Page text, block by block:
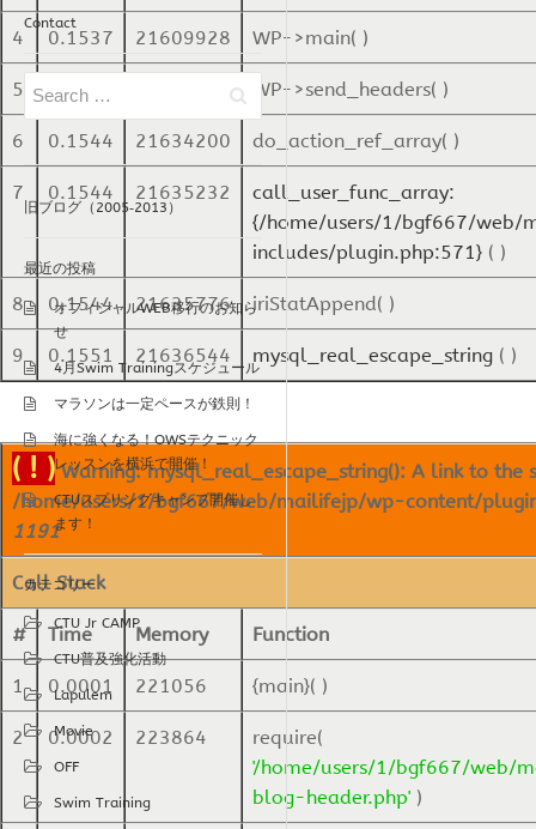
4 0.1537 21609928 WP->main( )
5 0.1543 21632328 WP->send_headers( )
6 0.1544 21634200 do_action_ref_array( )
7 0.1544 21635232
call_user_func_array:
{/home/users/1/bgf667/web/
includes/plugin.php:571} ( )
8 0.1544 21635776 iriStatAppend( )
9 0.1551 21636544 mysql_real_escape_string ( )
( ! )Warning: mysql_real_escape_string(): A link to the
/home/users/1/bgf667/web/mailifejp/wp-content/
1191
Call Stack
# Time Memory Function
1 0.0001 221056 {main}( )
2 0.0002 223864
require(
'/home/users/1/bgf667/web/
blog-header.php' )
Contact
旧ブログ（2005‐2013）
最近の投稿
オフィシャルWEB移行のお知ら
せ
4月Swim Trainingスケジュール
マラソンは一定ペースが鉄則！
海に強くなる！OWSテクニック
レッスンを横浜で開催！
CTUスプリングキャンプ開催し
ます！
カテゴリー
CTU Jr CAMP
CTU普及強化活動
Lapulem
Movie
OFF
Swim Training